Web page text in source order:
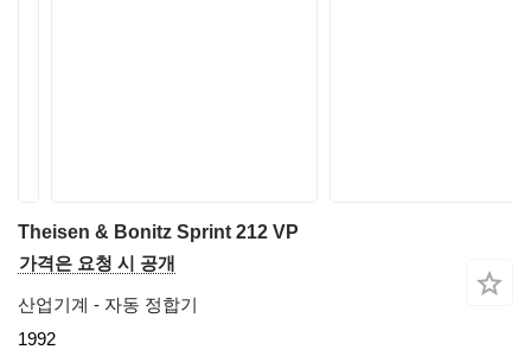
Theisen & Bonitz Sprint 212 VP
가격은 요청 시 공개
산업기계 - 자동 정합기
1992